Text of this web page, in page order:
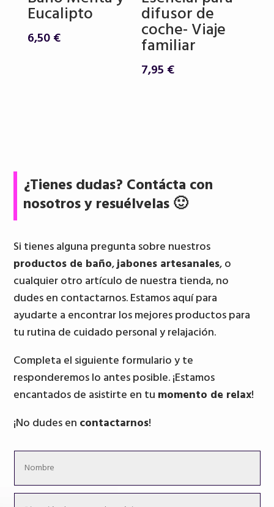
Eucalipto
6,50€
difusor de
coche- Viaje
familiar
7,95 €
¿Tienes dudas? Contácta con
nosotros y resuélvelas 🙂
Si tienes alguna pregunta sobre nuestros
productos de baño,jabones artesanales, o
cualquier otro artículo de nuestra tienda, no
dudes en contactarnos. Estamos aquí para
ayudarte a encontrar los mejores productos para
tu rutina de cuidado personal y relajación.
Completa el siguiente formulario y te
responderemos lo antes posible. ¡Estamos
encantados de asistirte en tu momento de relax!
¡No dudes en contactarnos!